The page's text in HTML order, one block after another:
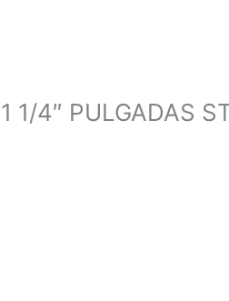
1/4″ PULGADAS